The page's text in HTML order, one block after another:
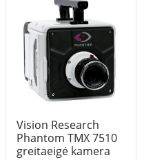
Vision Research
Phantom TMX 7510
greitaeigė kamera